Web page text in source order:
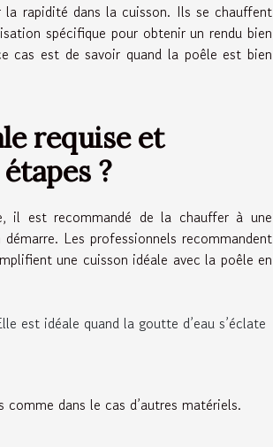
rapidité dans la cuisson. Ils se chauffent
spécifique pour obtenir un rendu bien
cas est de savoir quand la poêle est bien
requise et
?
il est recommandé de la chauffer à une
Les professionnels recommandent
une cuisson idéale avec la poêle en
est idéale quand la goutte d’eau s’éclate
dans le cas d’autres matériels.